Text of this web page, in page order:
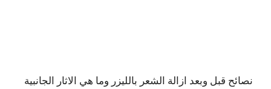
نصائح قبل وبعد ازالة الشعر بالليزر وما هي الاثار الجانبية